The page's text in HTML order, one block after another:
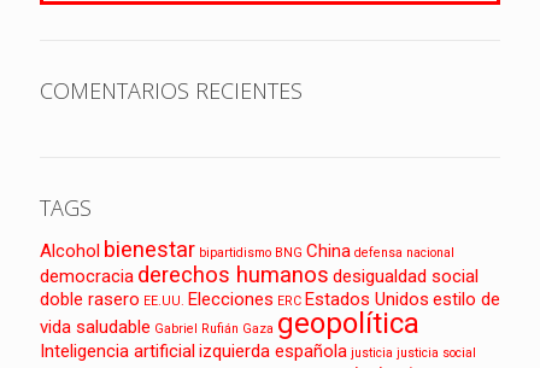
COMENTARIOS RECIENTES
TAGS
Alcohol bienestar bipartidismo BNG China defensa nacional
democracia derechos humanos desigualdad social
doble rasero EE.UU. Elecciones ERC Estados Unidos estilo de
vida saludable Gabriel Rufián Gaza geopolítica
Inteligencia artificializquierda española justicia justicia social